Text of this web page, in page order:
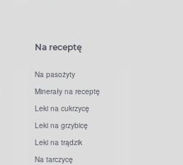
Na receptę
Na pasożyty
Minerały na receptę
Leki na cukrzycę
Leki na grzybicę
Leki na trądzik
Na tarczycę